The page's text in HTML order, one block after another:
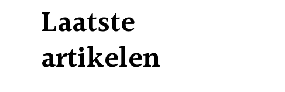
Laatste
artikelen